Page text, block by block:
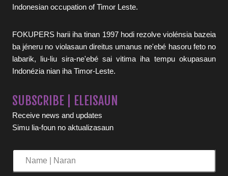
Indonesian occupation of Timor Leste.
FOKUPERS harii iha tinan 1997 hodi rezolve violénsia bazeia
ba jéneru no violasaun direitus umanus ne'ebé hasoru feto no
labarik, liu-liu sira-ne'ebé sai vitima iha tempu okupasaun
Indonézia nian iha Timor-Leste.
SUBSCRIBE | ELEISAUN
Receive news and updates
Simu lia-foun no aktualizasaun